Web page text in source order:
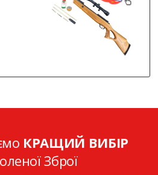
КРАЩИЙ ВИБІР
Зброї